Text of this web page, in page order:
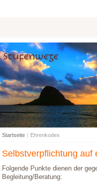
Startseite | Ehrenkodex
Selbstverpflichtung auf
Folgende Punkte dienen der
Begleitung/Beratung: